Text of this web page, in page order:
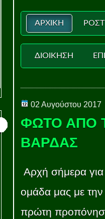
ΑΡΧΙΚΗ
ΔΙΟΙΚΗΣΗ
02 Αυγούστου 2017
ΦΩΤΟ ΑΠΟ
ΒΑΡΔΑΣ
Αρχή σήμερα για
ομάδα μας με την
πρώτη